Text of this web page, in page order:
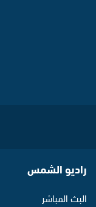
راديو الشمس
البث المباشر